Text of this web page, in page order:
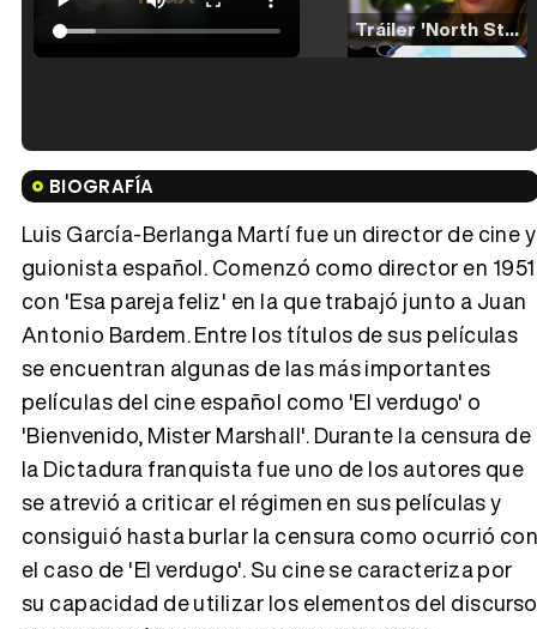
Tráiler 'North Star' (2023)
Tráiler en español de 'La isla olvidada'
Tráiler 'Vida perra' (2026)
Tráiler Oficial en VOSE 'The Audacity'
Tráiler en español 'Outcome' (2026)
BIOGRAFÍA
Luis García-Berlanga Martí fue un director de cine y
guionista español. Comenzó como director en 1951
con 'Esa pareja feliz' en la que trabajó junto a Juan
Antonio Bardem. Entre los títulos de sus películas
se encuentran algunas de las más importantes
películas del cine español como 'El verdugo' o
'Bienvenido, Mister Marshall'. Durante la censura de
la Dictadura franquista fue uno de los autores que
se atrevió a criticar el régimen en sus películas y
consiguió hasta burlar la censura como ocurrió
el caso de 'El verdugo'. Su cine se caracteriza por
su capacidad de utilizar los elementos del discurso